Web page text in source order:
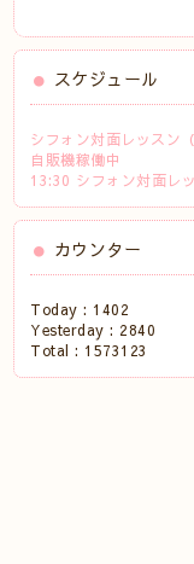
スケジュール
シフォン対面レッスン
自販機稼働中
13:30 シフォン対面レ
カウンター
Today : 1402
Yesterday : 2840
Total : 1573123